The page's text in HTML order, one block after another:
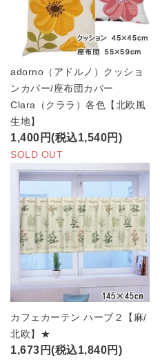
adorno（アドルノ）クッショ
ンカバー/座布団カバー
Clara（クララ）各色【北欧風
生地】
1,400円(税込1,540円)
SOLD OUT
カフェカーテン ハーブ２【麻/
北欧】★
1,673円(税込1,840円)